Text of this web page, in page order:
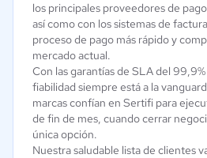
los principales proveedores de
así como con los sistemas de
proceso de pago más rápido y
mercado actual.
Con las garantías de SLA del
fiabilidad siempre está a la
marcas confían en Sertifi para
de fin de mes, cuando cerrar
única opción.
Nuestra saludable lista de clientes